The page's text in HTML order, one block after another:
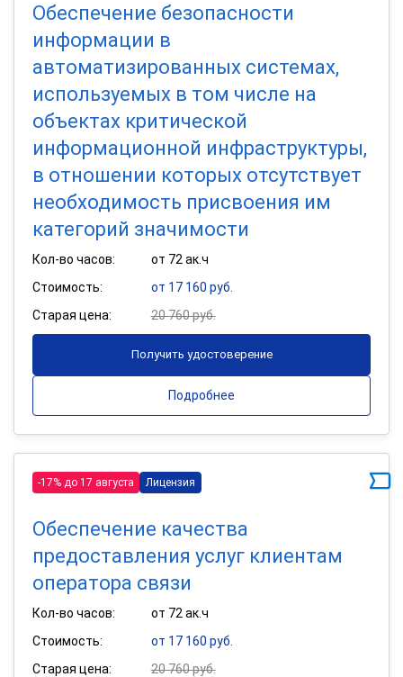
Обеспечение безопасности
информации в
автоматизированных системах,
используемых в том числе на
объектах критической
информационной инфраструктуры,
в отношении которых отсутствует
необходимость присвоения им
категорий значимости
Кол-во часов:
от 72 ак.ч
Стоимость:
от 17 160 руб.
Старая цена:
20 760 руб.
Получить удостоверение
Подробнее
-17% до 17 августа Лицензия
Обеспечение качества
предоставления услуг клиентам
оператора связи
Кол-во часов:
от 72 ак.ч
Стоимость:
от 17 160 руб.
Старая цена:
20 760 руб.